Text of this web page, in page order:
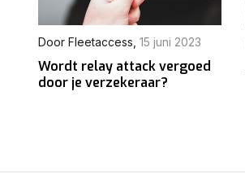
Door Fleetaccess 15 juni 2023
Wordt relay attack vergoed
door je verzekeraar?